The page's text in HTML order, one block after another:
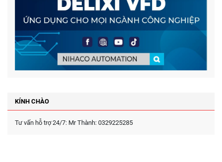
KÍNH CHÀO
Tư vấn hỗ trợ 24/7: Mr Thành: 0329225285